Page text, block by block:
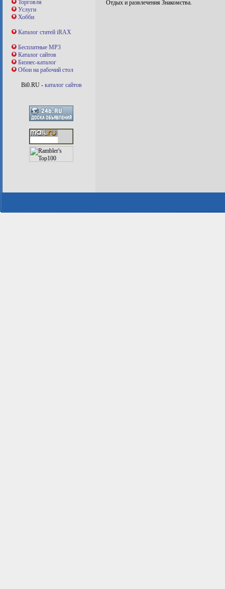
Торговля
Услуги
Хобби
Каталог статей iRAX
Бесплатные MP3
Каталог сайтов
Бизнес-каталог
Обои на рабочий стол
Bi0.RU - каталог сайтов
Отдых и развлечения Знакомства.